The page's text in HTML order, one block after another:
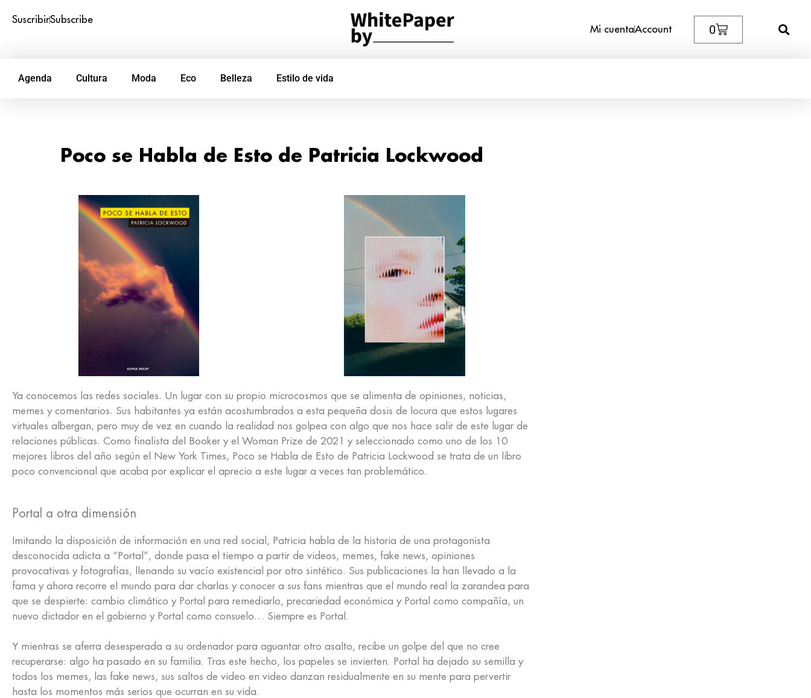
SuscribirSubscribe
Mi cuentaAccount 0
Agenda Cultura Moda Eco Belleza Estilo de vida
Poco se Habla de Esto de Patricia Lockwood
Ya conocemos las redes sociales. Un lugar con su propio microcosmos que se alimenta de opiniones, noticias,
memes y comentarios. Sus habitantes ya están acostumbrados a esta pequeña dosis de locura que estos lugares
virtuales albergan, pero muy de vez en cuando la realidad nos golpea con algo que nos hace salir de este lugar de
relaciones públicas. Como finalista del Booker y el Woman Prize de 2021 y seleccionado como uno de los 10
mejores libros del año según el New York Times, Poco se Habla de Esto de Patricia Lockwood se trata de un libro
poco convencional que acaba por explicar el aprecio a este lugar a veces tan problemático.
Portal a otra dimensión
Imitando la disposición de información en una red social, Patricia habla de la historia de una protagonista
desconocida adicta a “Portal”, donde pasa el tiempo a partir de videos, memes, fake news, opiniones
provocativas y fotografías, llenando su vacío existencial por otro sintético. Sus publicaciones la han llevado a la
fama y ahora recorre el mundo para dar charlas y conocer a sus fans mientras que el mundo real la zarandea para
que se despierte: cambio climático y Portal para remediarlo, precariedad económica y Portal como compañía, un
nuevo dictador en el gobierno y Portal como consuelo… Siempre es Portal.
Y mientras se aferra desesperada a su ordenador para aguantar otro asalto, recibe un golpe del que no cree
recuperarse: algo ha pasado en su familia. Tras este hecho, los papeles se invierten. Portal ha dejado su semilla y
todos los memes, las fake news, sus saltos de video en video danzan residualmente en su mente para pervertir
hasta los momentos más serios que ocurran en su vida.